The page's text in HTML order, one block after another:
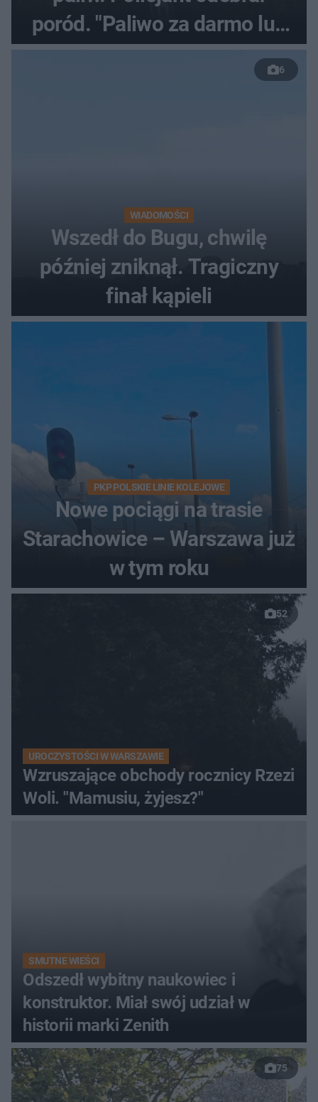
poród. "Paliwo za darmo lub
50 %!"
6
WIADOMOŚCI
Wszedł do Bugu, chwilę
później zniknął. Tragiczny
finał kąpieli
PKP POLSKIE LINIE KOLEJOWE
Nowe pociągi na trasie
Starachowice – Warszawa już
w tym roku
52
UROCZYSTOŚCI W WARSZAWIE
Wzruszające obchody rocznicy Rzezi
Woli. "Mamusiu, żyjesz?"
SMUTNE WIEŚCI
Odszedł wybitny naukowiec i
konstruktor. Miał swój udział w
historii marki Zenith
75